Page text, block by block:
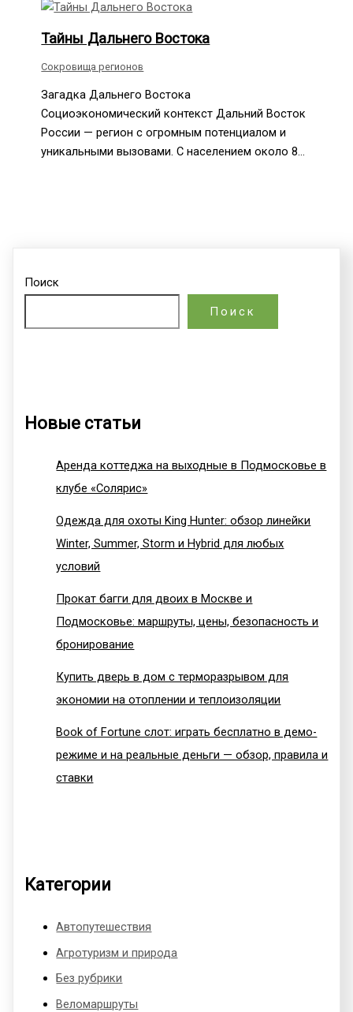
Тайны Дальнего Востока
Сокровища регионов
Загадка Дальнего Востока
Социоэкономический контекст Дальний Восток
России — регион с огромным потенциалом и
уникальными вызовами. С населением около 8…
Поиск
Поиск
Новые статьи
Аренда коттеджа на выходные в Подмосковье в
клубе «Солярис»
Одежда для охоты King Hunter: обзор линейки
Winter, Summer, Storm и Hybrid для любых
условий
Прокат багги для двоих в Москве и
Подмосковье: маршруты, цены, безопасность и
бронирование
Купить дверь в дом с терморазрывом для
экономии на отоплении и теплоизоляции
Book of Fortune слот: играть бесплатно в демо-
режиме и на реальные деньги — обзор, правила и
ставки
Категории
Автопутешествия
Агротуризм и природа
Без рубрики
Веломаршруты